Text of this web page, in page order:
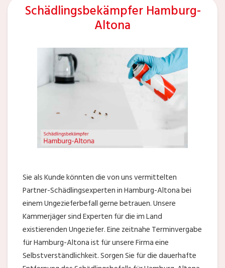
Schädlingsbekämpfer Hamburg-
Altona
Sie als Kunde könnten die von uns vermittelten
Partner-Schädlingsexperten in Hamburg-Altona bei
einem Ungezieferbefall gerne betrauen. Unsere
Kammerjäger sind Experten für die im Land
existierenden Ungeziefer. Eine zeitnahe Terminvergabe
für Hamburg-Altona ist für unsere Firma eine
Selbstverständlichkeit. Sorgen Sie für die dauerhafte